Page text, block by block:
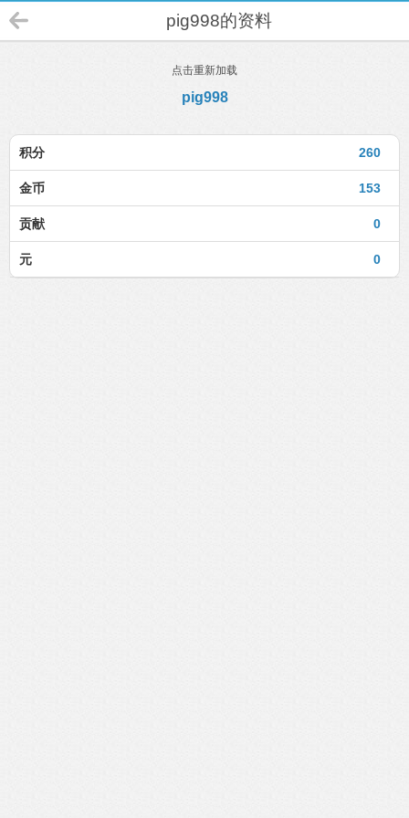
pig998的资料
点击重新加载
pig998
260
积分
153
金币
0
贡献
0
元